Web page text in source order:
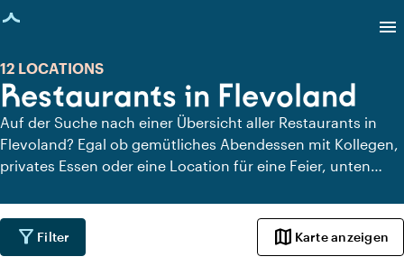
geladen
menu
Restaurants in Flevoland
12 LOCATIONS
Auf der Suche nach einer Übersicht aller Restaurants in
Flevoland? Egal ob gemütliches Abendessen mit Kollegen,
privates Essen oder eine Location für eine Feier, unten
filter_alt Filter map Karte anzeigen